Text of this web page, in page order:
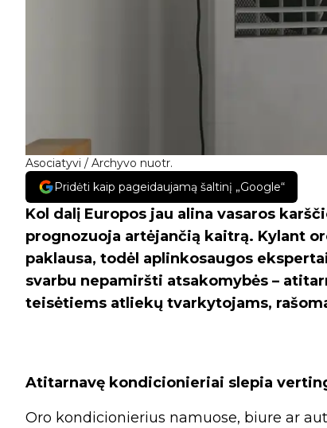
Asociatyvi / Archyvo nuotr.
Pridėti kaip pageidaujamą šaltinį „Google“
Kol dalį Europos jau alina vasaros
prognozuoja artėjančią kaitrą. Kylant
paklausa, todėl aplinkosaugos
svarbu nepamiršti atsakomybės –
teisėtiems atliekų tvarkytojams,
Atitarnavę kondicionieriai slepia
Oro kondicionierius namuose, biure ar